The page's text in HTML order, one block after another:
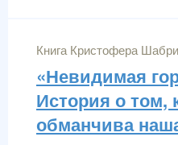
Книга Кристофера
«Невидимая
История о том,
обманчива